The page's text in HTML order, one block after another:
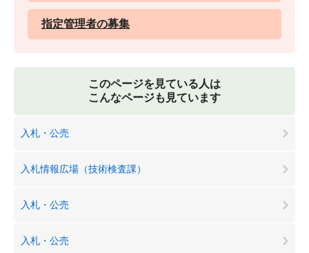
指定管理者の募集
このページを見ている人は
こんなページも見ています
入札・公売
入札情報広場（技術検査課）
入札・公売
入札・公売